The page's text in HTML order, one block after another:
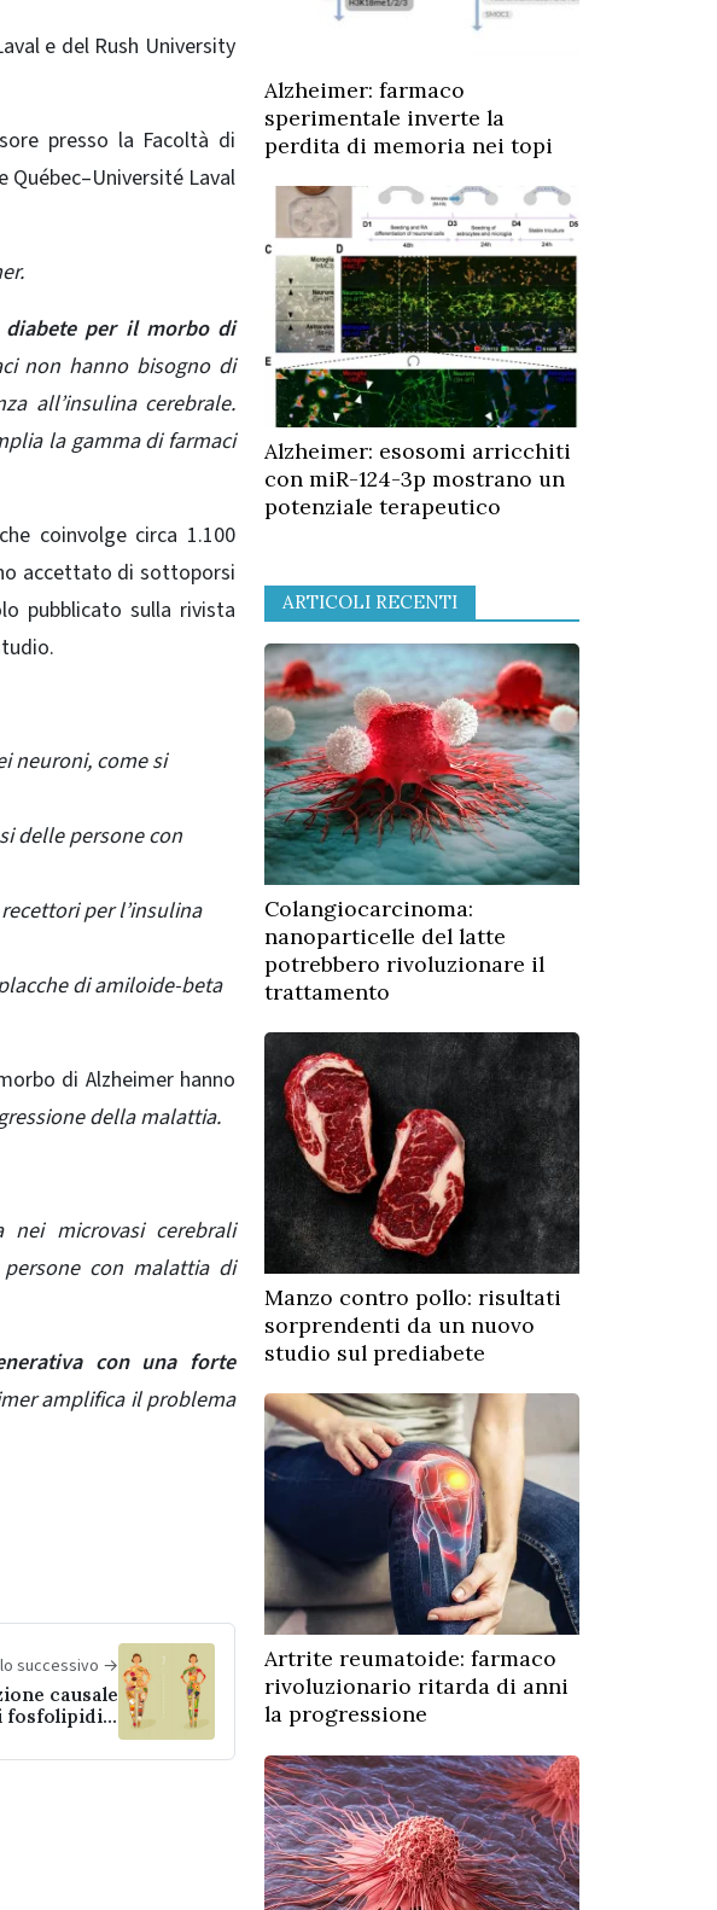
e del Rush University
presso la Facoltà di
Laval
per il morbo di
non hanno bisogno di
all’insulina cerebrale.
la gamma di farmaci
coinvolge circa 1.100
accettato di sottoporsi
pubblicato sulla rivista
.
neuroni, come si
delle persone con
per l’insulina
di amiloide-beta
di Alzheimer hanno
della malattia.
microvasi cerebrali
con malattia di
con una forte
amplifica il problema
successivo →
causale
fosfolipidi e
Alzheimer: farmaco
sperimentale inverte la
perdita di memoria nei topi
Alzheimer: esosomi arricchiti
con miR-124-3p mostrano un
potenziale terapeutico
ARTICOLI RECENTI
Colangiocarcinoma:
nanoparticelle del latte
potrebbero rivoluzionare il
trattamento
Manzo contro pollo: risultati
sorprendenti da un nuovo
studio sul prediabete
Artrite reumatoide: farmaco
rivoluzionario ritarda di anni
la progressione